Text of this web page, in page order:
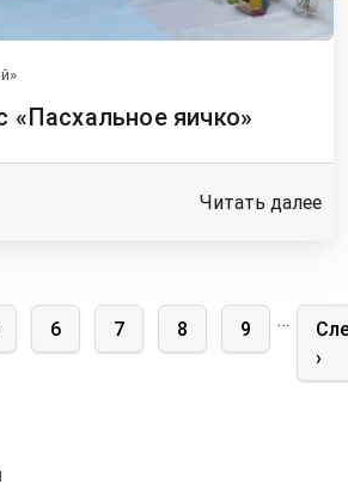
«Пасхальное яичко»
Читать далее
Page
6 Page
7 Page
8 Page
9 …
›